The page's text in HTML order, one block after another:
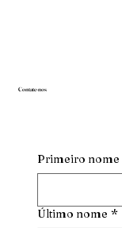
Contate-nos
Primeiro nome
Último nome *